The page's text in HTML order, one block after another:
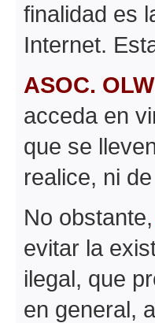
finalidad es
Internet.
ASOC. OLW
acceda en
que se
realice, ni
No obstante,
evitar la
ilegal, que
en general,